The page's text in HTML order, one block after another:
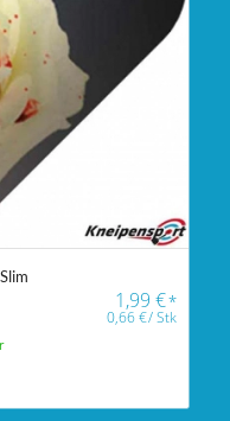
1,99€*
0,66€/Stk